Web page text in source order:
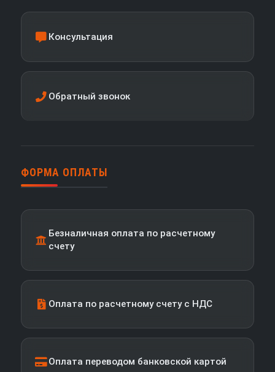
Консультация
Обратный звонок
ФОРМА ОПЛАТЫ
Безналичная оплата по расчетному
счету
Оплата по расчетному счету с НДС
Оплата переводом банковской картой